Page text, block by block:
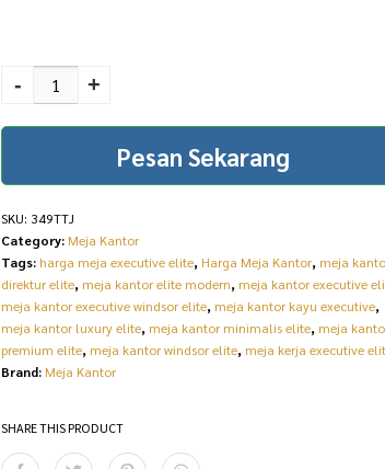
Executive Windsor Elite
349TTJ quantity
- +
Pesan Sekarang
SKU: 349TTJ
Category: Meja Kantor
Tags: harga meja executive elite, Harga Meja Kantor,meja
direktur elite,meja kantor elite modern,meja kantor executive
meja kantor executive windsor elite,meja kantor kayu executive,
meja kantor luxury elite,meja kantor minimalis elite,meja
premium elite,meja kantor windsor elite,meja kerja executive
Brand: Meja Kantor
SHARE THIS PRODUCT